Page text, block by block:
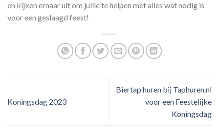
en kijken ernaar uit om jullie te helpen met alles wat nodig is
voor een geslaagd feest!
Koningsdag 2023
Biertap huren bij Taphuren.nl
voor een Feestelijke
Koningsdag